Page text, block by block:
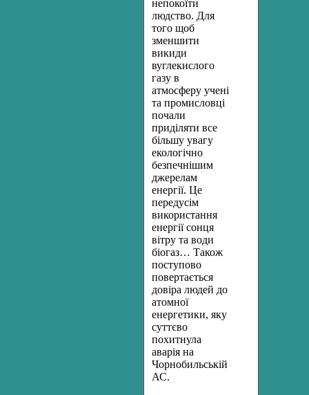
непокоїти
людство. Для
того щоб
зменшити
викиди
вуглекислого
газу в
атмосферу учені
та промисловці
почали
приділяти все
більшу увагу
екологічно
безпечнішим
джерелам
енергії. Це
передусім
використання
енергії сонця
вітру та води
біогаз… Також
поступово
повертається
довіра людей до
атомної
енергетики, яку
суттєво
похитнула
аварія на
Чорнобильській
АС.